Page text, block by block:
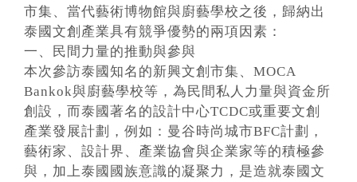
市集、當代藝術博物館與廚藝學校之後，歸納出
泰國文創產業具有競爭優勢的兩項因素：
一、民間力量的推動與參與
本次參訪泰國知名的新興文創市集、MOCA
Bankok與廚藝學校等，為民間私人力量與資金所
創設，而泰國著名的設計中心TCDC或重要文創
產業發展計劃，例如：曼谷時尚城市BFC計劃，
藝術家、設計界、產業協會與企業家等的積極參
與，加上泰國國族意識的凝聚力，是造就泰國文